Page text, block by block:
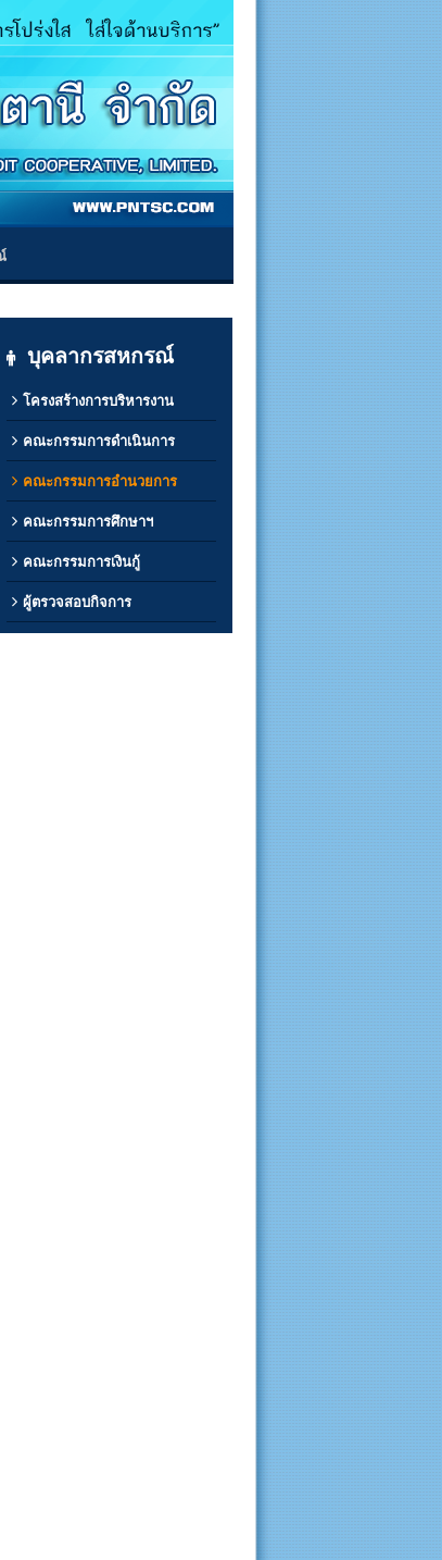
บุคลากรสหกรณ์
โครงสร้างการบริหารงาน
คณะกรรมการดำเนินการ
คณะกรรมการอำนวยการ
คณะกรรมการศึกษาฯ
คณะกรรมการเงินกู้
ผู้ตรวจสอบกิจการ